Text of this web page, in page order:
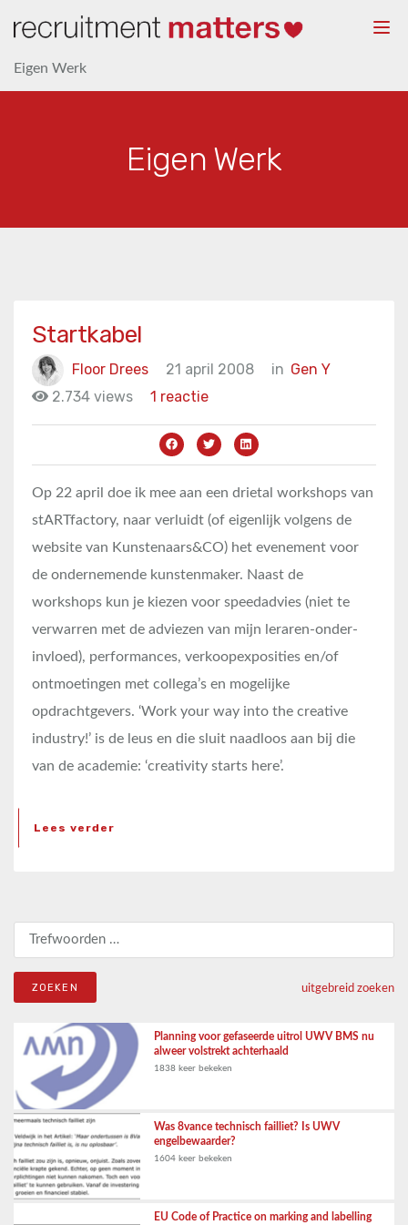
Eigen Werk
Eigen Werk
Startkabel
Floor Drees 21 april 2008 in Gen Y
2.734 views
1 reactie
Op 22 april doe ik mee aan een drietal workshops van
stARTfactory, naar verluidt (of eigenlijk volgens de
website van Kunstenaars&CO) het evenement voor
de ondernemende kunstenmaker. Naast de
workshops kun je kiezen voor speedadvies (niet te
verwarren met de adviezen van mijn leraren-onder-
invloed), performances, verkoopexposities en/of
ontmoetingen met collega’s en mogelijke
opdrachtgevers. ‘Work your way into the creative
industry!’ is de leus en die sluit naadloos aan bij die
van de academie: ‘creativity starts here’.
Lees verder
Zoeken naar:
uitgebreid zoeken
Planning voor gefaseerde uitrol UWV BMS nu
alweer volstrekt achterhaald
1838 keer bekeken
Was 8vance technisch failliet? Is UWV
engelbewaarder?
1604 keer bekeken
EU Code of Practice on marking and labelling